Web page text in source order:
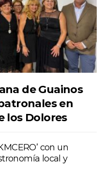
de Guainos
en
los Dolores
con un
local y